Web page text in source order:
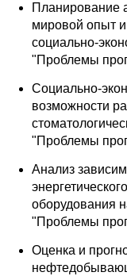
Планирование
мировой опыт
социально-
"Проблемы
Социально-
возможности
"Проблемы
Анализ
оборудования
"Проблемы
Оценка и